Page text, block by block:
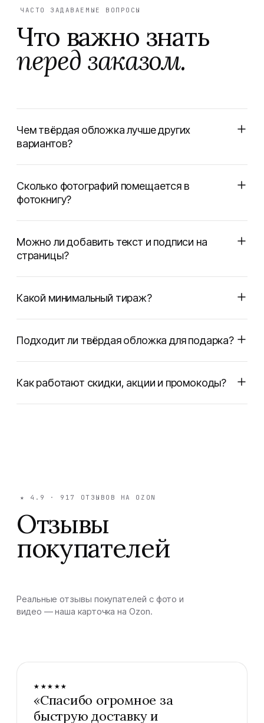
ЧАСТО ЗАДАВАЕМЫЕ ВОПРОСЫ
Что важно знать
перед заказом.
Чем твёрдая обложка лучше других
вариантов?
Сколько фотографий помещается в
фотокнигу?
Можно ли добавить текст и подписи на
страницы?
Какой минимальный тираж?
Подходит ли твёрдая обложка для подарка?
Как работают скидки, акции и промокоды?
★ 4.9 · 917 ОТЗЫВОВ НА OZON
Отзывы
покупателей
Реальные отзывы покупателей с фото и
видео — наша карточка на Ozon.
★★★★★
«Спасибо огромное за
быструю доставку и